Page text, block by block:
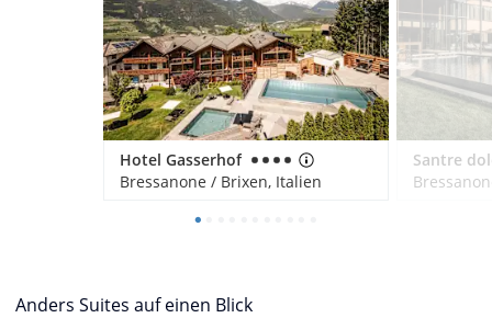
Hotel Gasserhof
Bressanone / Brixen, Italien
Anders Suites auf einen Blick